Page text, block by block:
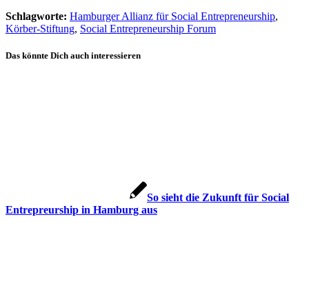
Schlagworte: Hamburger Allianz für Social Entrepreneurship,
Körber-Stiftung, Social Entrepreneurship Forum
Das könnte Dich auch interessieren
So sieht die Zukunft für Social
Entrepreurship in Hamburg aus